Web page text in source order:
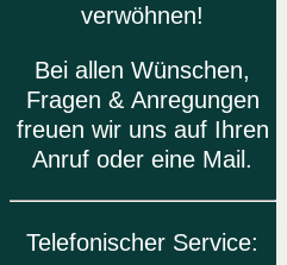
verwöhnen!
Bei allen Wünschen,
Fragen & Anregungen
freuen wir uns auf Ihren
Anruf oder eine Mail.
Telefonischer Service: